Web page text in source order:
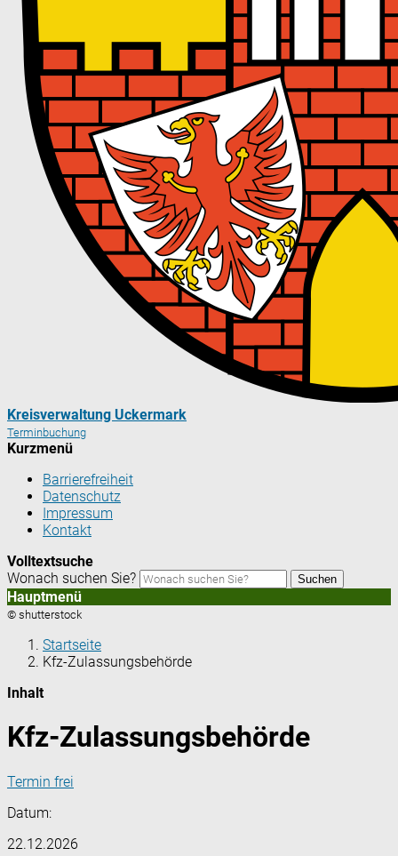
Kreisverwaltung Uckermark
Terminbuchung
Kurzmenü
Barrierefreiheit
Datenschutz
Impressum
Kontakt
Volltextsuche
Wonach suchen Sie?
Suchen
Hauptmenü
© shutterstock
Startseite
Kfz-Zulassungsbehörde
Inhalt
Kfz-Zulassungsbehörde
Termin frei
Datum:
22.12.2026